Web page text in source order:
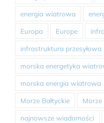
energia wiatrowa
Europa Europe
infrastruktura przesyłowa
morska energetyka
morska energia wiatrowa
Morze Bałtyckie Morze
najnowsze wiadomości